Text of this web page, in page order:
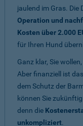
jaulend im Gras. Die
Operation und
Kosten über 2.000
für Ihren Hund
Ganz klar, Sie
Aber finanziell ist
dem Schutz der
können Sie
denn die
unkompliziert.